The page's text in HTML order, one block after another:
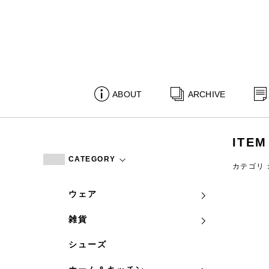
ABOUT ARCHIVE
CATEGORY
ウェア
雑貨
シューズ
ITEM
カテゴリ